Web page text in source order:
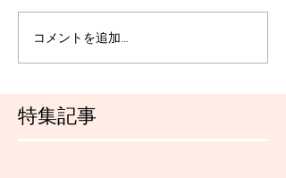
特集記事
コメントを追加…